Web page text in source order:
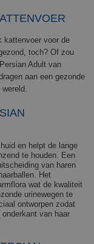
kattenvoer voor de
toch? Of zou
Adult van
aan een gezonde
en helpt de lange
te houden. Een
van haren
Het
wat de kwaliteit
urinewegen te
ontworpen zodat
van haar